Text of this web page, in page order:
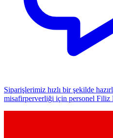
Siparişlerimiz hızlı bir şekilde
misafirperverliği için personel Filiz